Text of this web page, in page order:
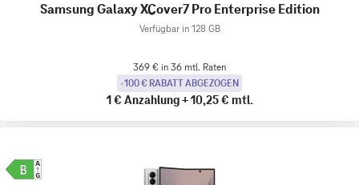
Samsung Galaxy XCover7 Pro Enterprise Edition
Verfügbar in 128 GB
369 € in 36 mtl. Raten
-100 € RABATT ABGEZOGEN
1 € Anzahlung+10,25 € mtl.